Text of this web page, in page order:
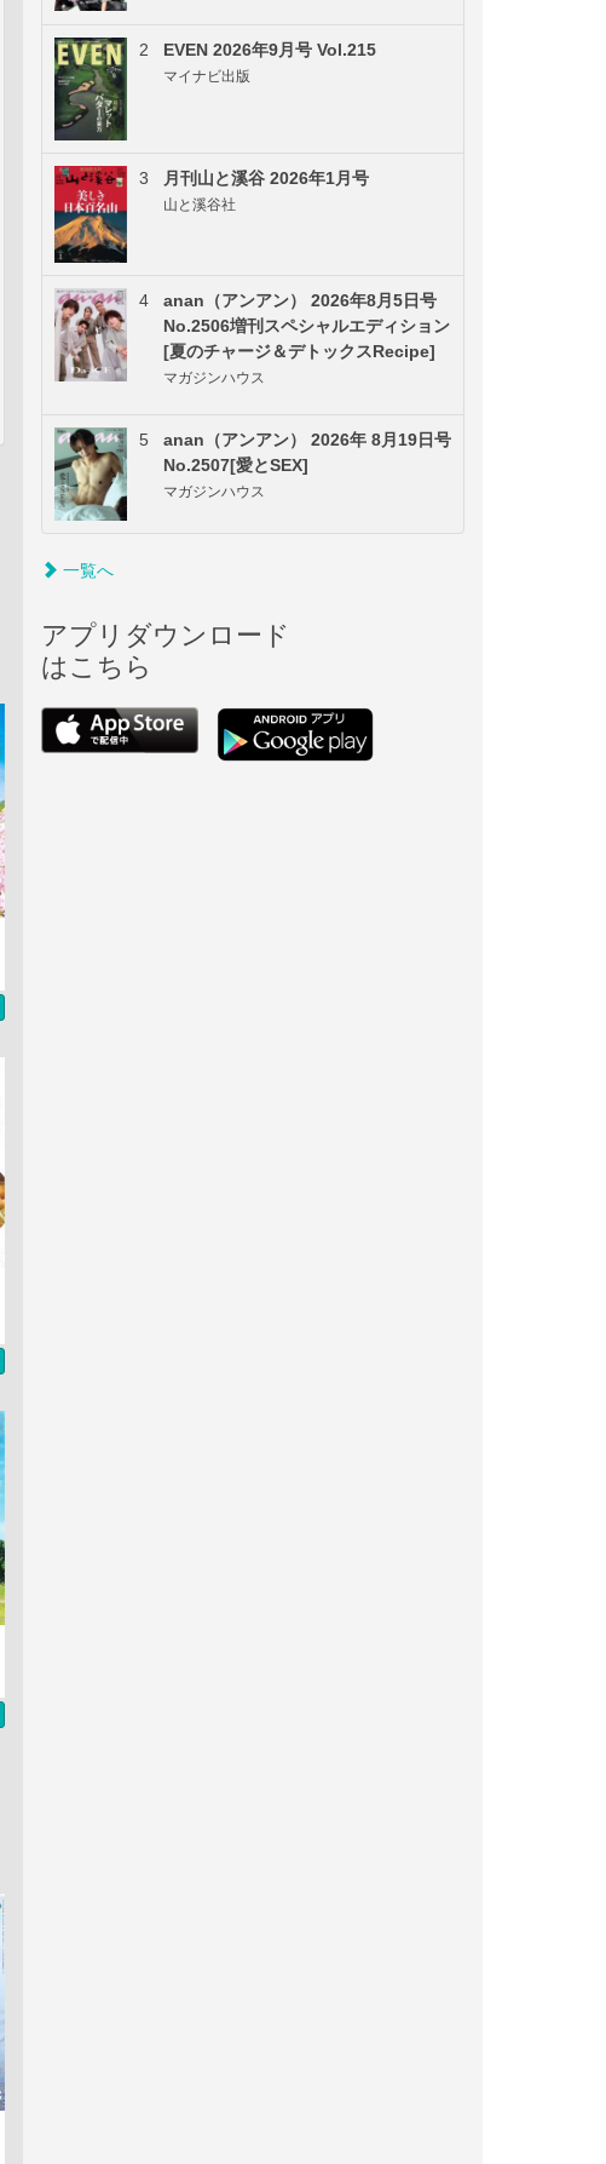
2 EVEN 2026年9月号 Vol.215
マイナビ出版
3 月刊山と溪谷 2026年1月号
山と溪谷社
4
anan（アンアン） 2026年8月5日号
No.2506増刊スペシャルエディション
[夏のチャージ＆デトックスRecipe]
マガジンハウス
5
anan（アンアン） 2026年 8月19日号
No.2507[愛とSEX]
マガジンハウス
一覧へ
アプリダウンロード
はこちら